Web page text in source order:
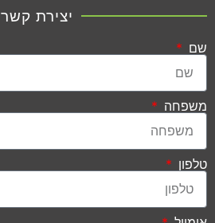
יצירת קשר
שם
משפחה
טלפון